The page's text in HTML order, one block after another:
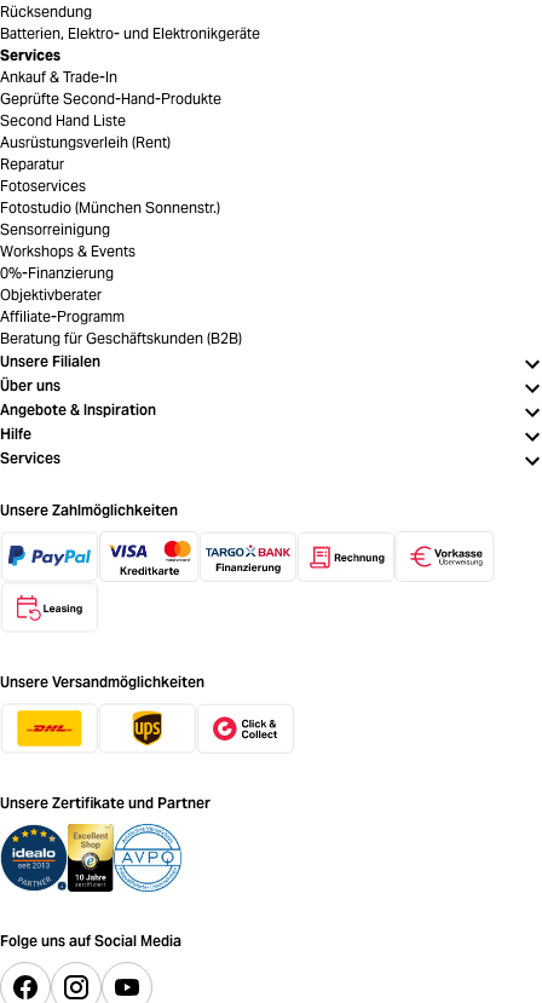
Rücksendung
Batterien, Elektro- und Elektronikgeräte
Services
Ankauf & Trade-In
Geprüfte Second-Hand-Produkte
Second Hand Liste
Ausrüstungsverleih (Rent)
Reparatur
Fotoservices
Fotostudio (München Sonnenstr.)
Sensorreinigung
Workshops & Events
0%-Finanzierung
Objektivberater
Affiliate-Programm
Beratung für Geschäftskunden (B2B)
Unsere Filialen
Über uns
Angebote & Inspiration
Hilfe
Services
Unsere Zahlmöglichkeiten
Unsere Versandmöglichkeiten
Unsere Zertifikate und Partner
Folge uns auf Social Media